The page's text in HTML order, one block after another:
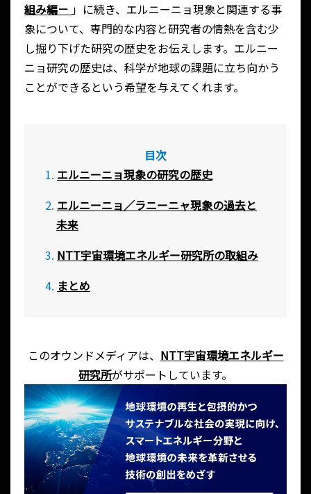
組み編－ 」に続き、エルニーニョ現象と関連する事
象について、専門的な内容と研究者の情熱を含む少
し掘り下げた研究の歴史をお伝えします。エルニー
ニョ研究の歴史は、科学が地球の課題に立ち向かう
ことができるという希望を与えてくれます。
目次
エルニーニョ現象の研究の歴史
エルニーニョ／ラニーニャ現象の過去と
未来
NTT宇宙環境エネルギー研究所の取組み
まとめ
このオウンドメディアは、 NTT宇宙環境エネルギー
研究所がサポートしています。